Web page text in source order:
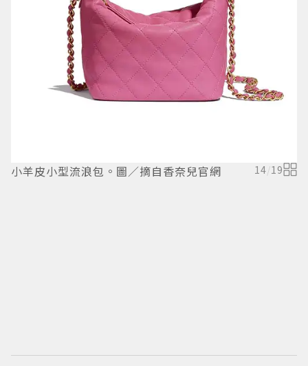
小羊皮小型流浪包。圖／摘自香奈兒官網 14/19